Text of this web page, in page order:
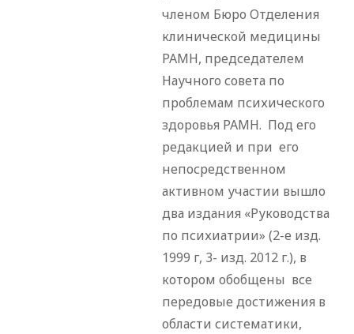
членом Бюро Отделения
клинической медицины
РАМН, председателем
Научного совета по
проблемам психического
здоровья РАМН. Под его
редакцией и при его
непосредственном
активном участии вышло
два издания «Руководства
по психиатрии» (2-е изд.
1999 г, 3- изд. 2012 г.), в
котором обобщены все
передовые достижения в
области систематики,